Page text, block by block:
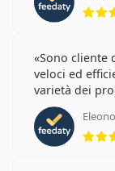
Sono cliente
veloci ed
varietà dei